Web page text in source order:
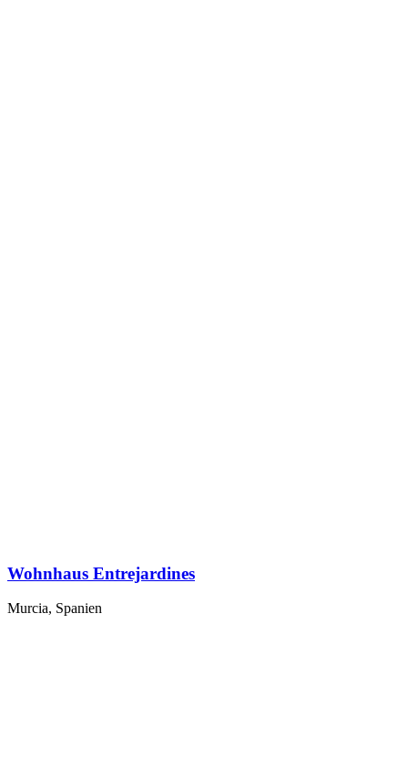
Wohnhaus Entrejardines
Murcia, Spanien